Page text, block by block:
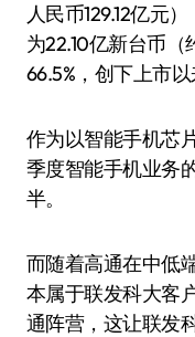
人民币129.12亿元
为22.10亿新台币（
66.5%，创下上市以
作为以智能手机芯
季度智能手机业务
半。
而随着高通在中低
本属于联发科大客
通阵营，这让联发